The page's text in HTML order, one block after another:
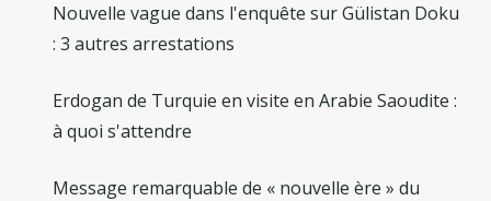
Nouvelle vague dans l'enquête sur Gülistan Doku
: 3 autres arrestations
Erdogan de Turquie en visite en Arabie Saoudite :
à quoi s'attendre
Message remarquable de « nouvelle ère » du